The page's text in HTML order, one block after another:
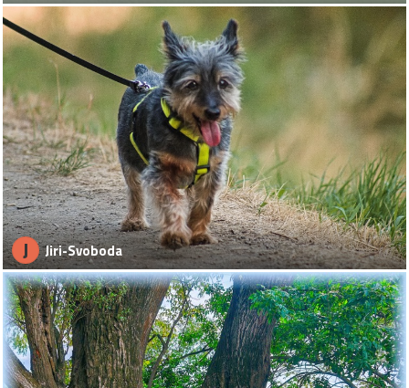
J Jiri-Svoboda